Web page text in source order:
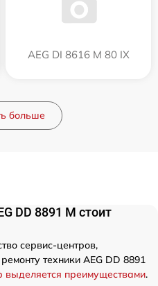
AEG DI 8616 M 80 IX
больше
DD 8891 M стоит
сервис-центров,
техники AEG DD 8891
выделяется преимуществами.